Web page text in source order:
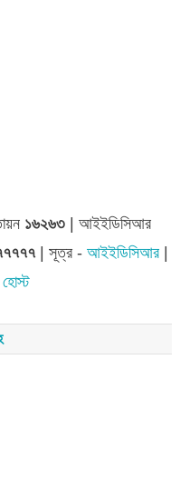
১৬২৬৩| আইইডিসিআর
| সূত্র - আইইডিসিআর|